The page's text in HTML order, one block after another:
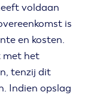
voldaan
is
en kosten.
met het
tenzij dit
Indien opslag